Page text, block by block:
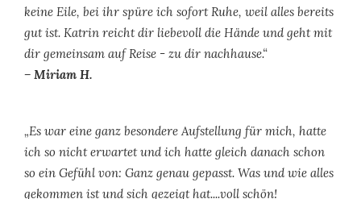
keine Eile, bei ihr spüre ich sofort Ruhe, weil alles bereits
gut ist. Katrin reicht dir liebevoll die Hände und geht mit
dir gemeinsam auf Reise - zu dir nachhause.“
– Miriam H.
„Es war eine ganz besondere Aufstellung für mich, hatte
ich so nicht erwartet und ich hatte gleich danach schon
so ein Gefühl von: Ganz genau gepasst. Was und wie alles
gekommen ist und sich gezeigt hat....voll schön!